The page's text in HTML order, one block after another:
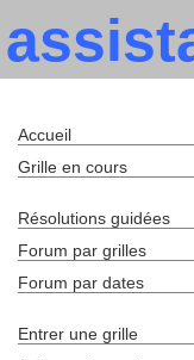
Accueil
Grille en cours
Résolutions guidées
Forum par grilles
Forum par dates
Entrer une grille